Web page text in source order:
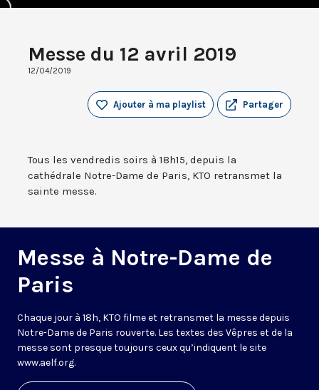
Messe du 12 avril 2019
12/04/2019
Partager
Ajouter à ma playlist
Tous les vendredis soirs à 18h15, depuis la
cathédrale Notre-Dame de Paris, KTO retransmet la
sainte messe.
Messe à Notre-Dame de
Paris
Chaque jour à 18h, KTO filme et retransmet la messe depuis
Notre-Dame de Paris rouverte. Les textes des Vêpres et de la
messe sont presque toujours ceux qu’indiquent le site
www.aelf.org.